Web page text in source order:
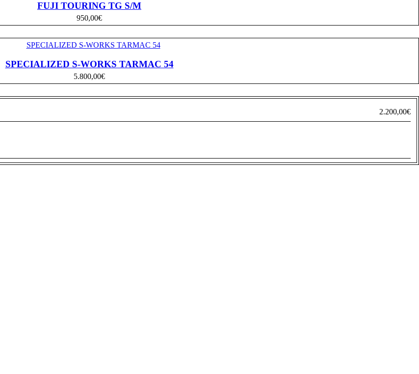
FUJI TOURING TG S/M
950,00€
SPECIALIZED S-WORKS TARMAC 54
5.800,00€
2.200,00€